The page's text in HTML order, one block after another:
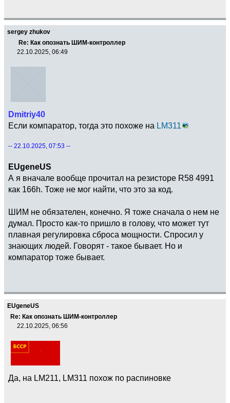
sergey zhukov
Re: Как опознать ШИМ-контроллер
22.10.2025, 06:49
Dmitriy40
Если компаратор, тогда это похоже на LM311
-- 22.10.2025, 07:53 --
EUgeneUS
А я вначале вообще прочитал на резисторе R58 4991
как 166h. Тоже не мог найти, что это за код.
ШИМ не обязателен, конечно. Я тоже сначала о нем не
думал. Просто как-то пришло в голову, что может тут
плавная регулировка сброса мощности. Спросил у
знающих людей. Говорят - такое бывает. Но и
компаратор тоже бывает.
EUgeneUS
Re: Как опознать ШИМ-контроллер
22.10.2025, 06:56
Да, на LM211, LM311 похож по распиновке